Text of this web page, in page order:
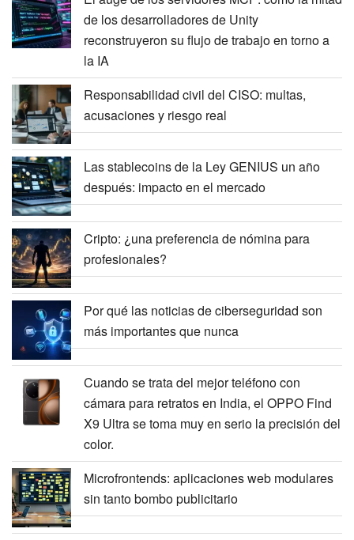
de los desarrolladores de Unity
reconstruyeron su flujo de trabajo en torno a
la IA
Responsabilidad civil del CISO: multas,
acusaciones y riesgo real
Las stablecoins de la Ley GENIUS un año
después: impacto en el mercado
Cripto: ¿una preferencia de nómina para
profesionales?
Por qué las noticias de ciberseguridad son
más importantes que nunca
Cuando se trata del mejor teléfono con
cámara para retratos en India, el OPPO Find
X9 Ultra se toma muy en serio la precisión del
color.
Microfrontends: aplicaciones web modulares
sin tanto bombo publicitario